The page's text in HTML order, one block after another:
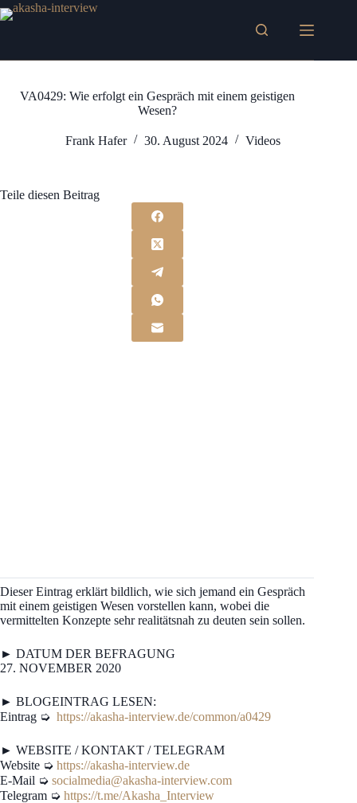
Zum
Inhalt
VA0429: Wie erfolgt ein Gespräch mit einem geistigen
Wesen?
Frank Hafer 30. August 2024 Videos
Teile diesen Beitrag
Dieser Eintrag erklärt bildlich, wie sich jemand ein Gespräch
mit einem geistigen Wesen vorstellen kann, wobei die
vermittelten Konzepte sehr realitätsnah zu deuten sein sollen.
► DATUM DER BEFRAGUNG
27. NOVEMBER 2020
► BLOGEINTRAG LESEN:
Eintrag ➭ https://akasha-interview.de/common/a0429
► WEBSITE / KONTAKT / TELEGRAM
Website ➭ https://akasha-interview.de
E-Mail ➭ socialmedia@akasha-interview.com
Telegram ➭ https://t.me/Akasha_Interview